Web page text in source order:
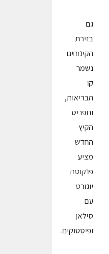
גם
בזירת
הקינוחים
נשמר
קו
הבריאות,
ותפריט
הקיץ
החדש
מציע
פנקוטה
יוגורט
עם
סילאן
ופיסטוקים.